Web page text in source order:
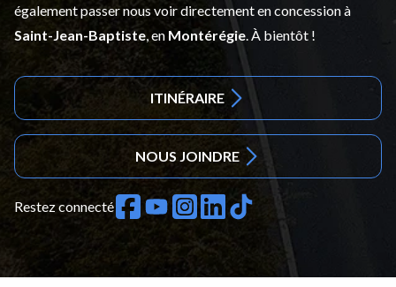
également passer nous voir directement en concession à
Saint-Jean-Baptiste , en Montérégie . À bientôt !
ITINÉRAIRE
NOUS JOINDRE
Restez connecté